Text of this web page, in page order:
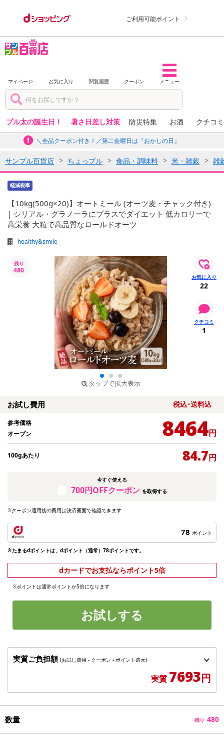
ご利用可能ポイント
マイページ お気に入り 閲覧履歴 クーポン メニュー
プル太の誕生日！ 暑さ日差し対策 防災特集 お酒 クチコ
＼全品クーポン付き！／第二金曜日は『おかしの日』
サンプル百貨店 ちょっプル 食品・調味料 米・雑穀 雑
軽減税率
【10kg(500g×20)】オートミール (オーツ麦・チャック付き)
| シリアル・グラノーラにプラスでダイエット 低カロリーで
高栄養 大粒で高品質なロールドオーツ
healthy&smile
残り
480
タップで拡大表示
22
1
お試し費用 税込･送料込
参考価格
オープン
8464円
100gあたり 84.7円
今すぐ使える
700円OFFクーポン を取得する
※クーポン適用後の費用は決済画面で確認できます
78 ポイント
※たまるdポイントは、dポイント（通常）78ポイントです。
dカードでお支払ならポイント5倍
※ポイントは通常ポイントが5倍になります
お試しする
実質ご負担額 (お試し費用 - クーポン - ポイント還元)
実質 7693円
数量 残り 480